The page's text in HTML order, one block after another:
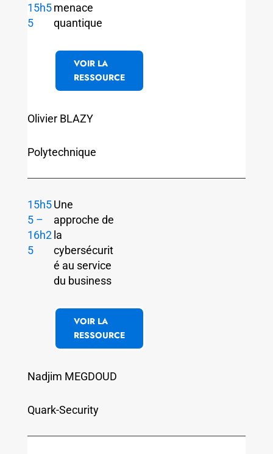
15h5
5
menace
quantique
VOIR LA
RESSOURCE
Olivier BLAZY
Polytechnique
15h5
5 –
16h2
5
Une
approche de
la
cybersécurit
é au service
du business
VOIR LA
RESSOURCE
Nadjim MEGDOUD
Quark-Security